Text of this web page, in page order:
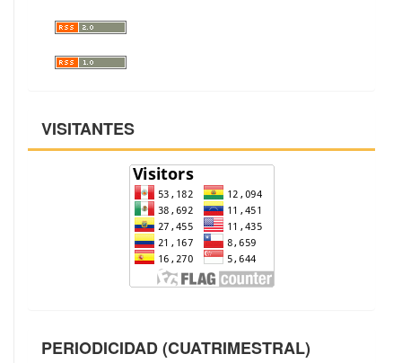
VISITANTES
PERIODICIDAD (CUATRIMESTRAL)